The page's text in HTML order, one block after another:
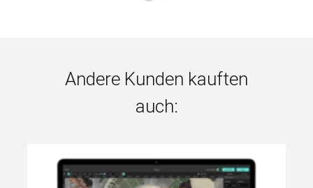
Andere Kunden kauften
auch: